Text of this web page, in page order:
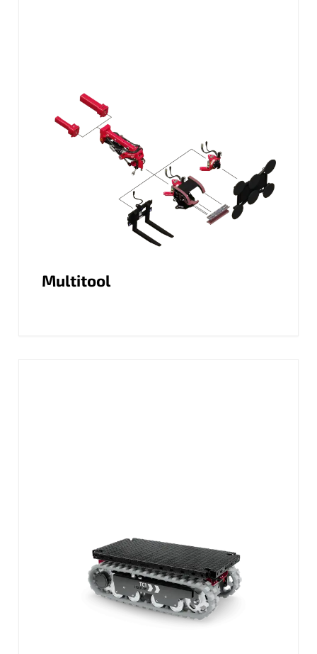
Multitool